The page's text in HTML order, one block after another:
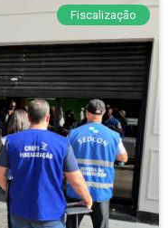
Fiscalização